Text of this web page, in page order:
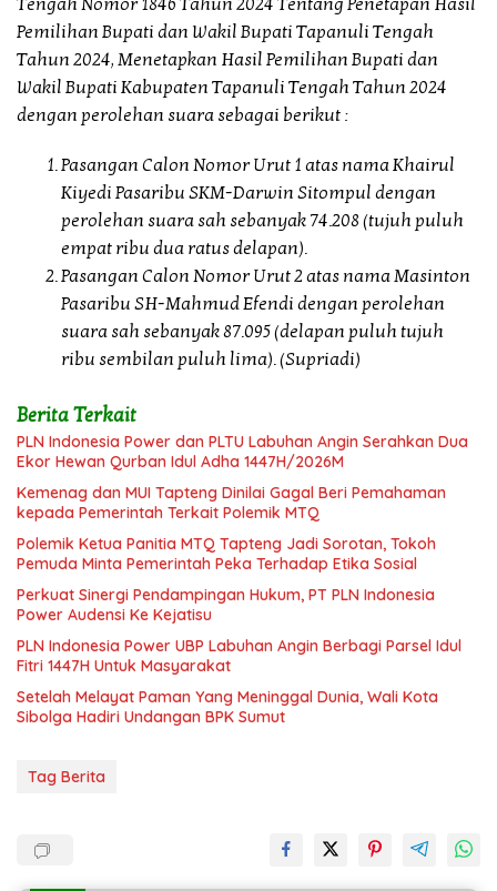
Pemilihan Bupati dan Wakil Bupati Tapanuli Tengah
Tahun 2024, Menetapkan Hasil Pemilihan Bupati dan
Wakil Bupati Kabupaten Tapanuli Tengah Tahun 2024
dengan perolehan suara sebagai berikut :
Pasangan Calon Nomor Urut 1 atas nama Khairul
Kiyedi Pasaribu SKM-Darwin Sitompul dengan
perolehan suara sah sebanyak 74.208 (tujuh puluh
empat ribu dua ratus delapan).
Pasangan Calon Nomor Urut 2 atas nama Masinton
Pasaribu SH-Mahmud Efendi dengan perolehan
suara sah sebanyak 87.095 (delapan puluh tujuh
ribu sembilan puluh lima). (Supriadi)
Berita Terkait
PLN Indonesia Power dan PLTU Labuhan Angin Serahkan Dua
Ekor Hewan Qurban Idul Adha 1447H/2026M
Kemenag dan MUI Tapteng Dinilai Gagal Beri Pemahaman
kepada Pemerintah Terkait Polemik MTQ
Polemik Ketua Panitia MTQ Tapteng Jadi Sorotan, Tokoh
Pemuda Minta Pemerintah Peka Terhadap Etika Sosial
Perkuat Sinergi Pendampingan Hukum, PT PLN Indonesia
Power Audensi Ke Kejatisu
PLN Indonesia Power UBP Labuhan Angin Berbagi Parsel Idul
Fitri 1447H Untuk Masyarakat
Setelah Melayat Paman Yang Meninggal Dunia, Wali Kota
Sibolga Hadiri Undangan BPK Sumut
Tag Berita